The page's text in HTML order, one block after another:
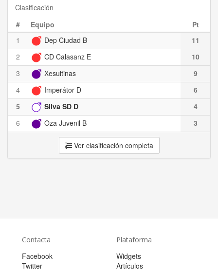
Clasificación
#
Equipo
Pt
1
Dep Ciudad B
11
2
CD Calasanz E
10
3
Xesuitinas
9
4
Imperátor D
6
5
Silva SD D
4
6
Oza Juvenil B 3
Ver clasificación completa
Contacta
Facebook
Twitter
Plataforma
Widgets
Artículos